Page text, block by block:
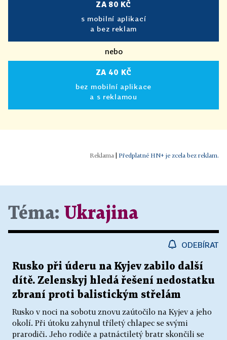
ZA 80 KČ
s mobilní aplikací
a bez reklam
nebo
ZA 40 KČ
bez mobilní aplikace
a s reklamou
Předplatné HN+ je zcela bez reklam.
Téma: Ukrajina
ODEBÍRAT
Rusko při úderu na Kyjev zabilo další
dítě. Zelenskyj hledá řešení nedostatku
zbraní proti balistickým střelám
Rusko v noci na sobotu znovu zaútočilo na Kyjev a jeho
okolí. Při útoku zahynul tříletý chlapec se svými
prarodiči. Jeho rodiče a patnáctiletý bratr skončili se